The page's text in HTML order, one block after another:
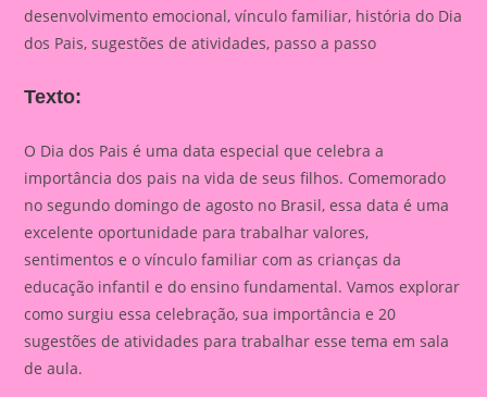
desenvolvimento emocional, vínculo familiar, história do Dia
dos Pais, sugestões de atividades, passo a passo
Texto:
O Dia dos Pais é uma data especial que celebra a
importância dos pais na vida de seus filhos. Comemorado
no segundo domingo de agosto no Brasil, essa data é uma
excelente oportunidade para trabalhar valores,
sentimentos e o vínculo familiar com as crianças da
educação infantil e do ensino fundamental. Vamos explorar
como surgiu essa celebração, sua importância e 20
sugestões de atividades para trabalhar esse tema em sala
de aula.